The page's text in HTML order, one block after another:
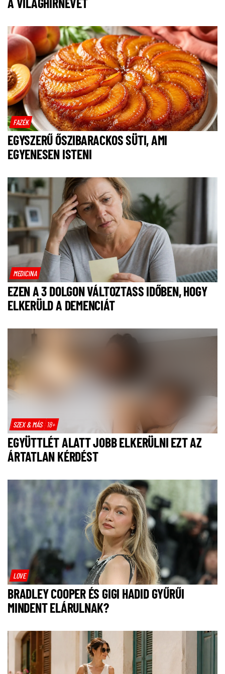
FAZÉK
EGYSZERŰ ŐSZIBARACKOS SÜTI, AMI
EGYENESEN ISTENI
MEDICINA
EZEN A 3 DOLGON VÁLTOZTASS IDŐBEN, HOGY
ELKERÜLD A DEMENCIÁT
SZEX & MÁS 18+
EGYÜTTLÉT ALATT JOBB ELKERÜLNI EZT AZ
ÁRTATLAN KÉRDÉST
LOVE
BRADLEY COOPER ÉS GIGI HADID GYŰRŰI
MINDENT ELÁRULNAK?